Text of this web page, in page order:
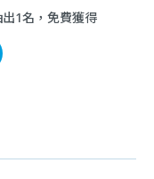
1名，免費獲得